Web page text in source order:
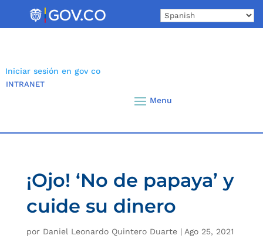
Iniciar sesión en gov co
INTRANET
¡Ojo! ‘No de papaya’ y
cuide su dinero
por Daniel Leonardo Quintero Duarte| Ago 25, 2021